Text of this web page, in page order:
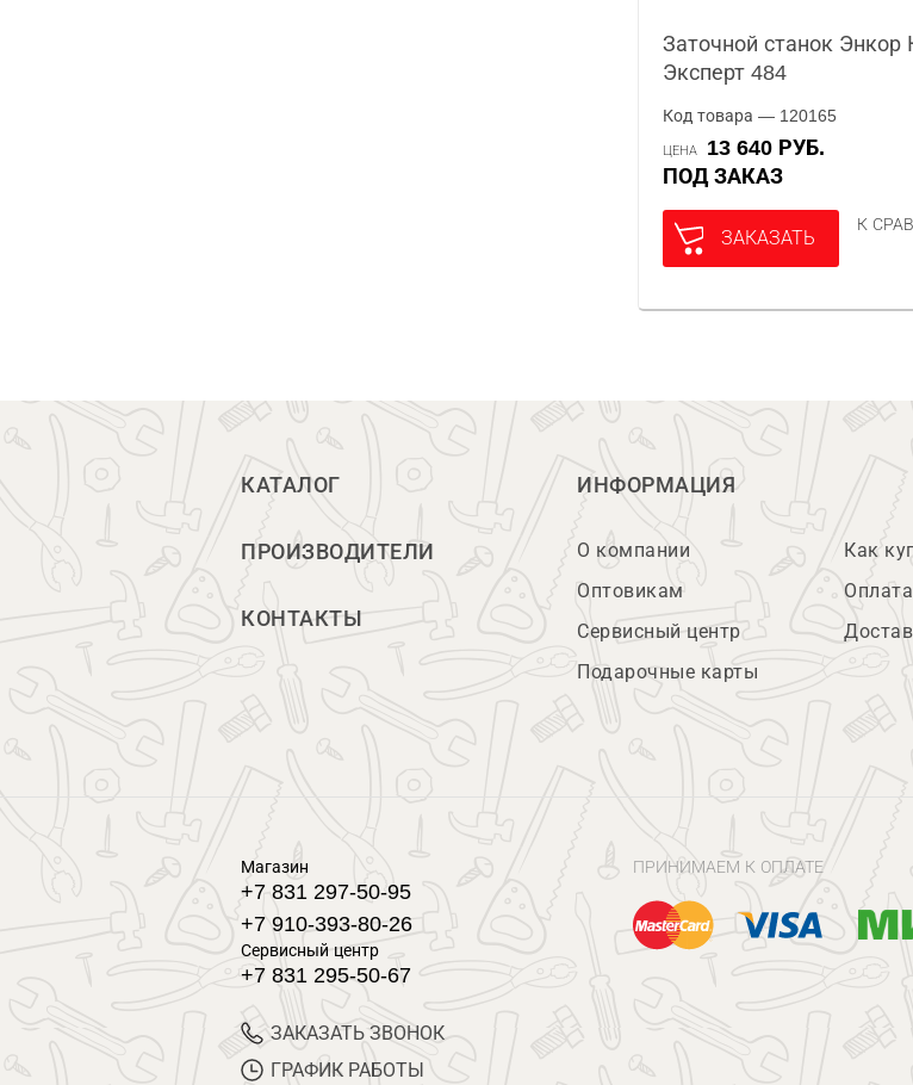
Заточной станок Энкор
Эксперт 484
Код товара — 120165
ЦЕНА
13 640 РУБ.
ПОД ЗАКАЗ
ЗАКАЗАТЬ
К
КАТАЛОГ
ПРОИЗВОДИТЕЛИ
КОНТАКТЫ
ИНФОРМАЦИЯ
О компании
Оптовикам
Сервисный центр
Подарочные карты
Как
Оплата
Магазин
+7 831 297-50-95
+7 910-393-80-26
Сервисный центр
+7 831 295-50-67
ЗАКАЗАТЬ ЗВОНОК
ГРАФИК РАБОТЫ
ПРИНИМАЕМ К ОПЛАТЕ